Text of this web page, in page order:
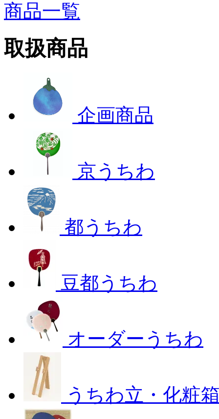
商品一覧
取扱商品
企画商品
京うちわ
都うちわ
豆都うちわ
オーダーうちわ
うちわ立・化粧